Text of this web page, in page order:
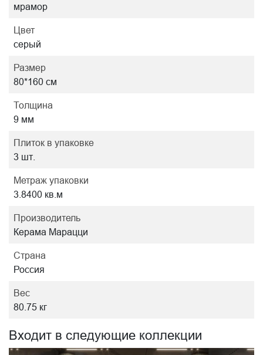
мрамор
Цвет
серый
Размер
80*160 см
Толщина
9 мм
Плиток в упаковке
3 шт.
Метраж упаковки
3.8400 кв.м
Производитель
Керама Марацци
Страна
Россия
Вес
80.75 кг
Входит в следующие коллекции